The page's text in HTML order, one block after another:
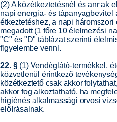
(2) A közétkeztetésnél és annak
napi energia- és tápanyagbevitel
étkeztetéshez, a napi
megadott (1 főre 10 élelmezési
"C" és "D" táblázat szerinti
figyelembe venni.
22. § (1) Vendéglátó-termékkel,
közvetlenül érintkező
közétkeztető csak akkor
akkor foglalkoztatható, ha
higiénés alkalmassági orvosi
előírásainak.